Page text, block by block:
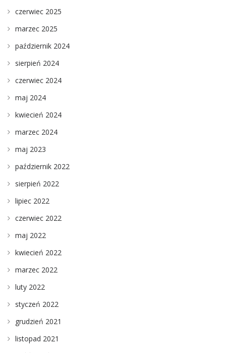
czerwiec 2025
marzec 2025
październik 2024
sierpień 2024
czerwiec 2024
maj 2024
kwiecień 2024
marzec 2024
maj 2023
październik 2022
sierpień 2022
lipiec 2022
czerwiec 2022
maj 2022
kwiecień 2022
marzec 2022
luty 2022
styczeń 2022
grudzień 2021
listopad 2021